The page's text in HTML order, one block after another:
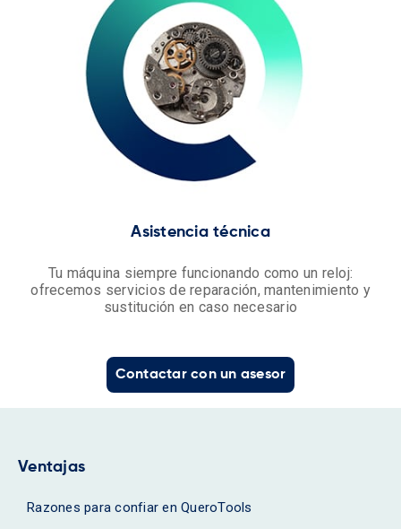
Asistencia técnica
Tu máquina siempre funcionando como un reloj:
ofrecemos servicios de reparación, mantenimiento y
sustitución en caso necesario
Contactar con un asesor
Ventajas
Razones para confiar en QueroTools